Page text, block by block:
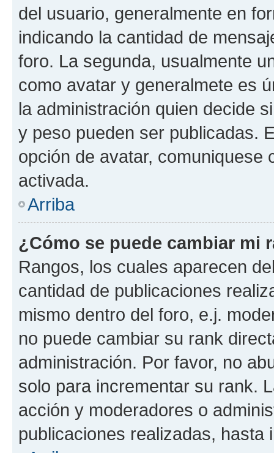
del usuario, generalmente en
indicando la cantidad de
foro. La segunda, usualmente
como avatar y generalmete es
la administración quien decide
y peso pueden ser publicadas.
opción de avatar, comuniquese
activada.
Arriba
¿Cómo se puede cambiar mi
Rangos, los cuales aparecen
cantidad de publicaciones
mismo dentro del foro, e.j.
no puede cambiar su rank
administración. Por favor, no
solo para incrementar su rank.
acción y moderadores o
publicaciones realizadas, hasta